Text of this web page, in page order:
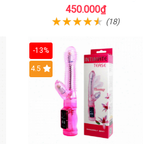
cuộc yêu mới
450.000₫
(18)
-13%
4.5